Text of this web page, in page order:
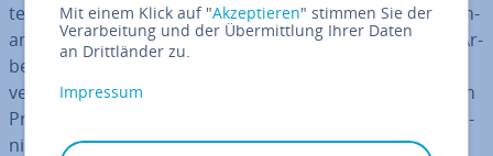
tel, Pro­jekt­map­pen und meist auch ein großes Durch­ein­
an­der im Büro. Doch so wie viele andere Bereiche des Ar­
beits­le­bens hat das Internet auch dieses Feld erheblich
verändert. Heut­zu­ta­ge können Sie aus einer Vielzahl von
Pro­gram­men wählen, die die Pro­jekt­ar­beit und Kom­mu­
ni­ka­ti­on am Ar­beits­platz leichter und über­sicht­li­cher
Mit einem Klick auf "Akzeptieren" stimmen Sie der
Verarbeitung und der Übermittlung Ihrer Daten
an Drittländer zu.
Impressum